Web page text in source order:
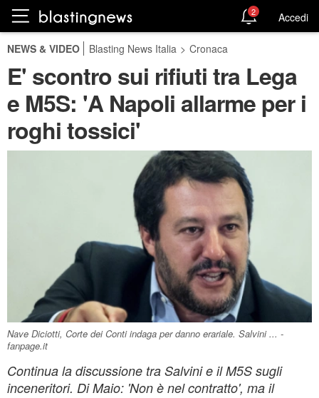
2 Accedi
NEWS & VIDEO Blasting News Italia > Cronaca
E' scontro sui rifiuti tra Lega
e M5S: 'A Napoli allarme per i
roghi tossici'
Nave Diciotti, Corte dei Conti indaga per danno erariale. Salvini ... -
fanpage.it
Continua la discussione tra Salvini e il M5S sugli
inceneritori. Di Maio: 'Non è nel contratto', ma il